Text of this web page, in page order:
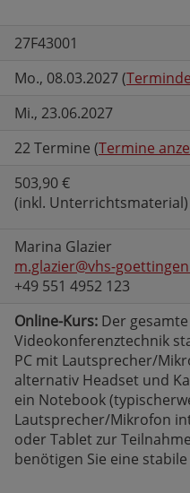
27F43001
Mo., 08.03.2027 (
Mi., 23.06.2027
22 Termine (Termine
503,90 €
(inkl. Unterrichtsmaterial)
Marina Glazier
m.glazier@vhs-
+49 551 4952 123
Online-Kurs: Der
Videokonferenztechnik
PC mit Lautsprecher/
alternativ Headset und
ein Notebook
Lautsprecher/Mikrofon
oder Tablet zur
benötigen Sie eine